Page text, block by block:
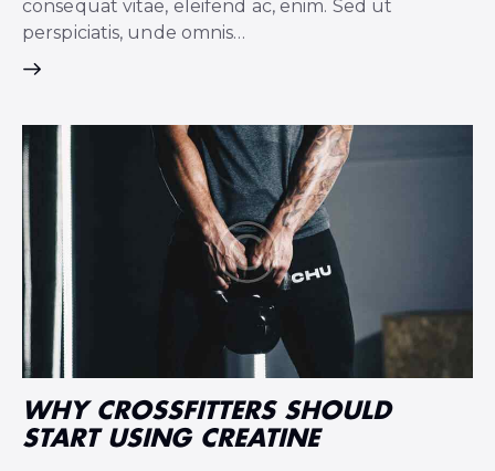
consequat vitae, eleifend ac, enim. Sed ut
perspiciatis, unde omnis…
WHY CROSSFITTERS SHOULD
START USING CREATINE